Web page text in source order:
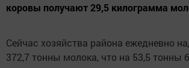
коровы получают 29,5 килограмма
Сейчас хозяйства района ежедневно
372,7 тонны молока, что на 53,5 тонны